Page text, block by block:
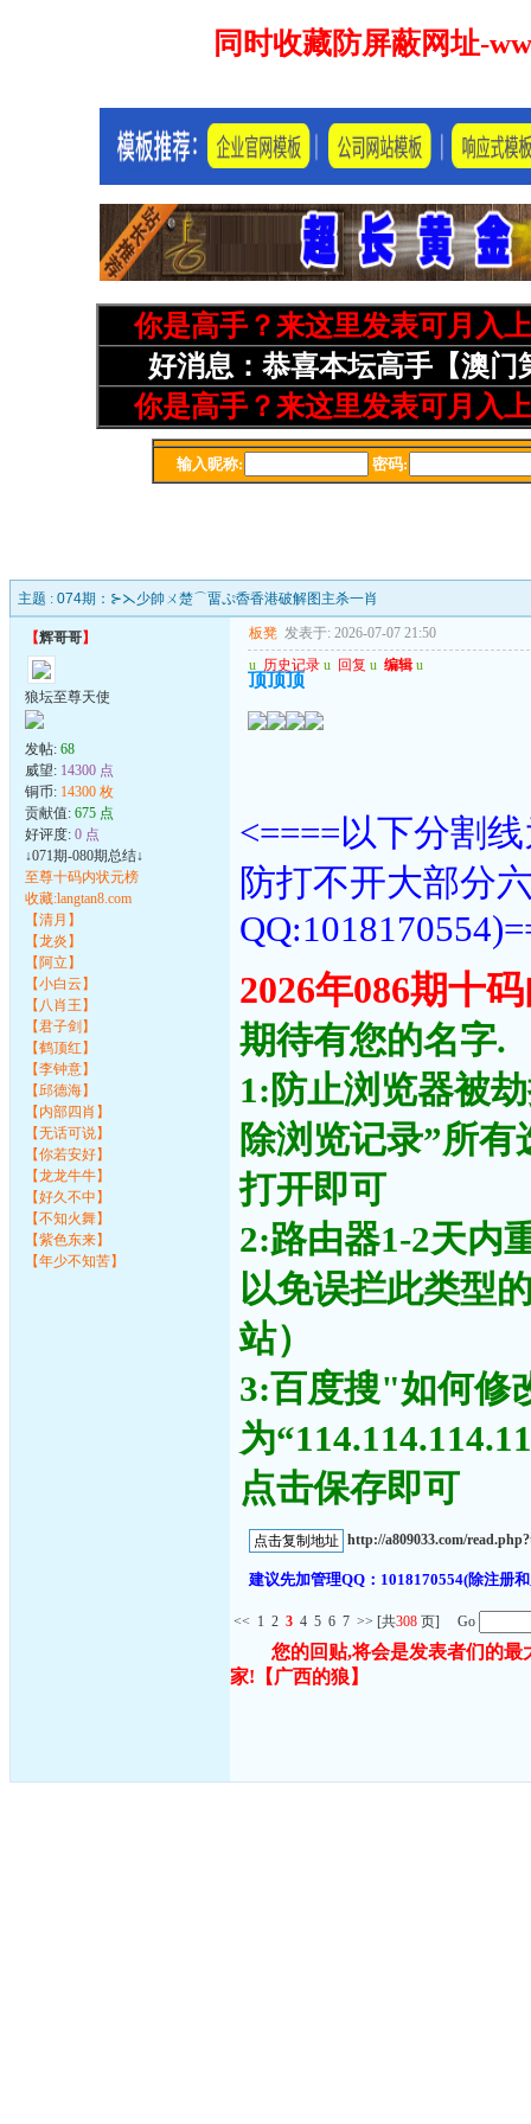
主题 : 074期：⊱⋋少帥ㄨ楚⌒畱ぷ稥香港破解图主杀一肖
【辉哥哥】
狼坛至尊天使
发帖: 68
威望: 14300 点
铜币: 14300 枚
贡献值: 675 点
好评度: 0 点
↓071期-080期总结↓
至尊十码内状元榜
收藏:langtan8.com
【清月】
【龙炎】
【阿立】
【小白云】
【八肖王】
【君子剑】
【鹤顶红】
【李钟意】
【邱德海】
【内部四肖】
【无话可说】
【你若安好】
【龙龙牛牛】
【好久不中】
【不知火舞】
【紫色东来】
【年少不知苦】
板凳 发表于: 2026-07-07 21:50
u 历史记录 u 回复 u 编辑 u
顶顶顶
<====以下分割
防打不开大部分
2026年086期十
期待有您的名字.
1:防止浏览器被
除浏览记录”所
打开即可
2:路由器1-2天内
以免误拦此类型
站）
3:百度搜"如何修
为
点击保存即可
http://a809033.com/
建议先加管理QQ：1018170554(除注册
<< 1 2 3 4 5 6 7 >> [共308 页] Go
您的回贴,将会是发表者们的
家! 【广西的狼】